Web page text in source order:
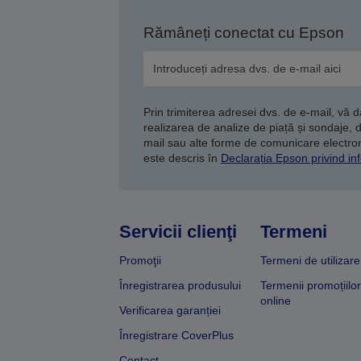
Rămâneți conectat cu Epson
Prin trimiterea adresei dvs. de e-mail, vă
realizarea de analize de piață și sondaje,
mail sau alte forme de comunicare
este descris în Declarația Epson privind
Servicii clienţi
Promoţii
Înregistrarea produsului
Verificarea garanției
Înregistrare CoverPlus
Termeni
Termeni de utilizare
Termenii promoțiilor
online